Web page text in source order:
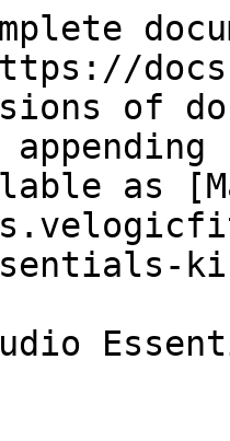
of
as